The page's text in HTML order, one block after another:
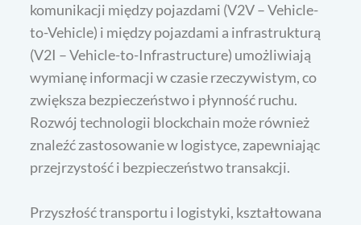
komunikacji między pojazdami (V2V – Vehicle-
to-Vehicle) i między pojazdami a infrastrukturą
(V2I – Vehicle-to-Infrastructure) umożliwiają
wymianę informacji w czasie rzeczywistym, co
zwiększa bezpieczeństwo i płynność ruchu.
Rozwój technologii blockchain może również
znaleźć zastosowanie w logistyce, zapewniając
przejrzystość i bezpieczeństwo transakcji.
Przyszłość transportu i logistyki, kształtowana